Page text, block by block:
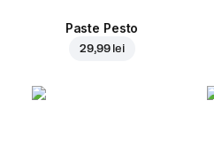
Paste Pesto
29,99 lei